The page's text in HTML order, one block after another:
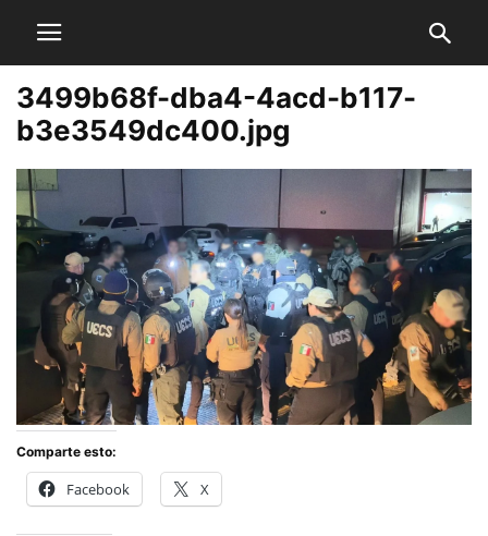
3499b68f-dba4-4acd-b117-
b3e3549dc400.jpg
Comparte esto:
Facebook X